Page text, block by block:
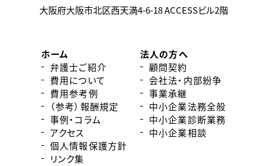
大阪府大阪市北区西天満4-6-18ACCESSビル2階
ホーム
弁護士ご紹介
費用について
費用参考例
（参考）報酬規定
事例・コラム
アクセス
個人情報保護方針
リンク集
法人の方へ
顧問契約
会社法・内部紛争
事業承継
中小企業法務全般
中小企業診断業務
中小企業相談